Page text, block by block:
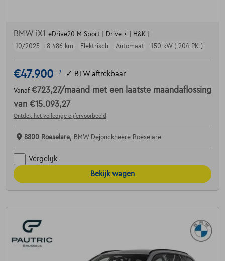
BMW iX1 eDrive20 M Sport | Drive + | H&K |
10/2025
8.486 km Elektrisch Automaat 150 kW ( 204 PK )
€47.900 1 ✓ BTW aftrekbaar
Vanaf €723,27/maand met een laatste maandaflossing
van €15.093,27
Ontdek het volledige cijfervoorbeeld
8800 Roeselare, BMW Dejonckheere Roeselare
Vergelijk
Bekijk wagen